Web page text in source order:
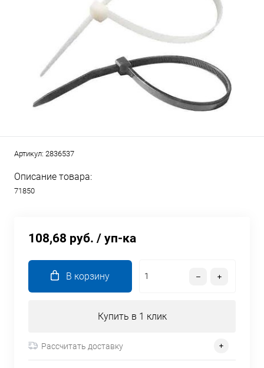
Артикул: 2836537
Описание товара:
71850
108,68 руб. / уп-ка
В корзину
Купить в 1 клик
Рассчитать доставку